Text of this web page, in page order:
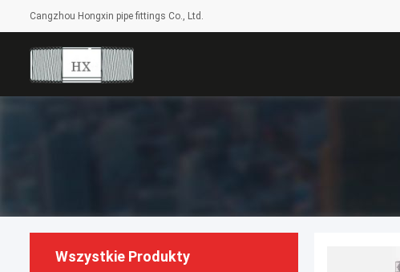
Cangzhou Hongxin pipe fittings Co., Ltd.
Wszystkie Produkty